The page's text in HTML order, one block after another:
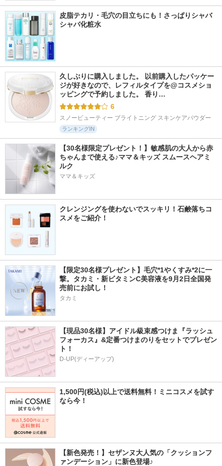
皮脂テカリ・毛穴の目立ちにも！さっぱりシャバ
シャバ化粧水
久しぶりに購入しました。 以前購入したパッケー
ジが好きなので、レフィルタイプを@コスメショ
ッピングで予約しました。 香り…
6
スノービューティー ブライトニング スキンケアパウダー
ランキングIN
【30名様限定プレゼント！】敏感肌の大人から赤
ちゃんまで使える♪ママ＆キッズ スムースヘアミ
ルク
ママ＆キッズ
クレンジングを使わないでスッキリ！石鹸落ちコ
スメをご紹介！
【限定30名様プレゼント】毛穴*1やくすみ*2に一
撃。タカミ・新ビタミンC美容液を9月2日全国発
売前にお試し！
タカミ
【現品30名様】アイドル級束感つけま『ラッシュ
フォーカス』&定番つけまのりをセットでプレゼン
ト！
D-UP(ディーアップ)
1,500円(税込)以上で送料無料！ミニコスメを試す
なら今！
【新色発売！】セザンヌ大人気の「クッションフ
ァンデーション」に新色登場♪